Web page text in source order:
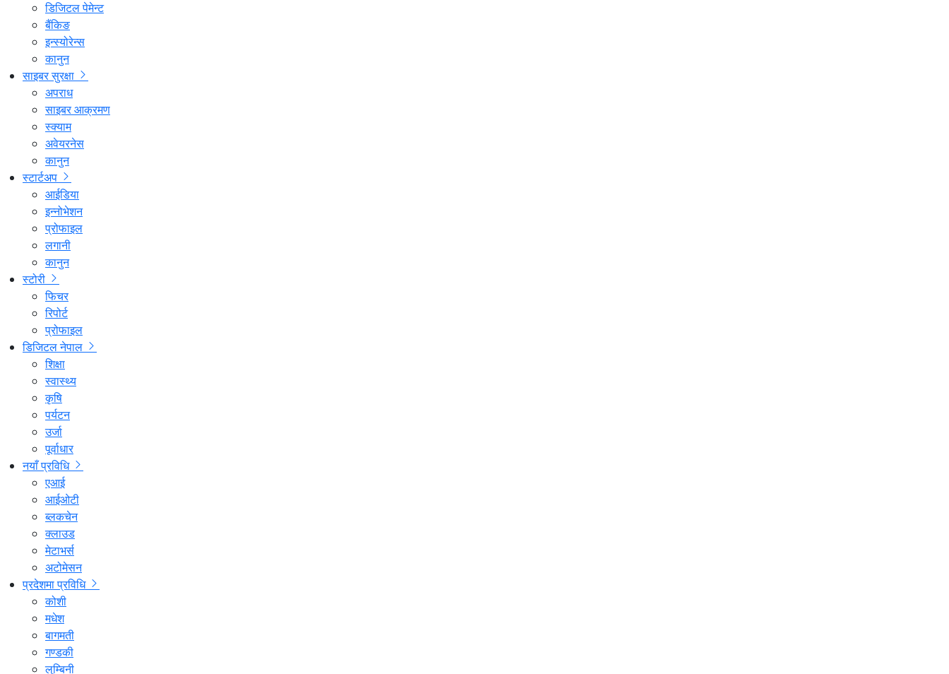
डिजिटल पेमेन्ट
बैंकिङ
इन्स्योरेन्स
कानुन
साइबर सुरक्षा
अपराध
साइबर आक्रमण
स्क्याम
अवेयरनेस
कानुन
स्टार्टअप
आईडिया
इन्नोभेशन
प्रोफाइल
लगानी
कानुन
स्टोरी
फिचर
रिपोर्ट
प्रोफाइल
डिजिटल नेपाल
शिक्षा
स्वास्थ्य
कृषि
पर्यटन
उर्जा
पूर्वाधार
नयाँ प्रविधि
एआई
आईओटी
ब्लकचेन
क्लाउड
मेटाभर्स
अटोमेसन
प्रदेशमा प्रविधि
कोशी
मधेश
बागमती
गण्डकी
लुम्बिनी